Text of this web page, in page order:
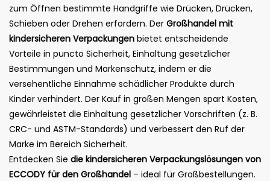
zum Öffnen bestimmte Handgriffe wie Drücken, Drücken,
Schieben oder Drehen erfordern. Der Großhandel mit
kindersicheren Verpackungen bietet entscheidende
Vorteile in puncto Sicherheit, Einhaltung gesetzlicher
Bestimmungen und Markenschutz, indem er die
versehentliche Einnahme schädlicher Produkte durch
Kinder verhindert. Der Kauf in großen Mengen spart Kosten,
gewährleistet die Einhaltung gesetzlicher Vorschriften (z. B.
CRC- und ASTM-Standards) und verbessert den Ruf der
Marke im Bereich Sicherheit.
Entdecken Sie die kindersicheren Verpackungslösungen von
ECCODY für den Großhandel – ideal für Großbestellungen.